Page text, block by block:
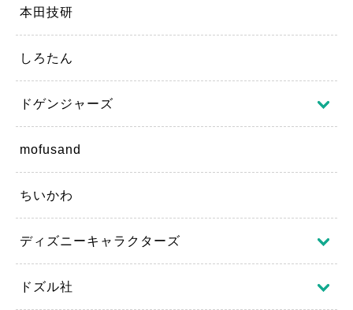
本田技研
しろたん
ドゲンジャーズ
mofusand
ちいかわ
ディズニーキャラクターズ
ドズル社